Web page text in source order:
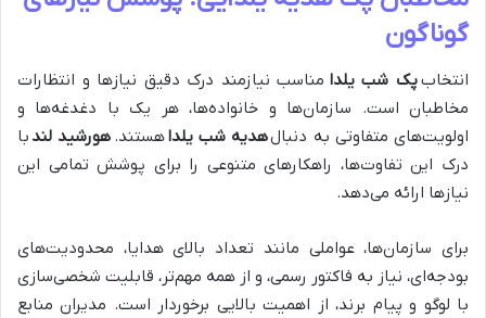
گوناگون
انتخابپک شب یلدا مناسب نیازمند درک دقیق نیازها و انتظارات
مخاطبان است. سازمان‌ها و خانواده‌ها، هر یک با دغدغه‌ها و
اولویت‌های متفاوتی به دنبالهدیه شب یلداهستند. هورشید لندبا
درک این تفاوت‌ها، راهکارهای متنوعی را برای پوشش تمامی این
نیازها ارائه می‌دهد.
برای سازمان‌ها، عواملی مانند تعداد بالای هدایا، محدودیت‌های
بودجه‌ای، نیاز به فاکتور رسمی، و از همه مهم‌تر، قابلیت شخصی‌سازی
با لوگو و پیام برند، از اهمیت بالایی برخوردار است. مدیران منابع